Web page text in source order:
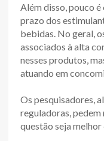
Além disso, pouco
prazo dos
bebidas. No geral,
associados à alta
nesses produtos,
atuando em
Os pesquisadores,
reguladoras, pedem
questão seja